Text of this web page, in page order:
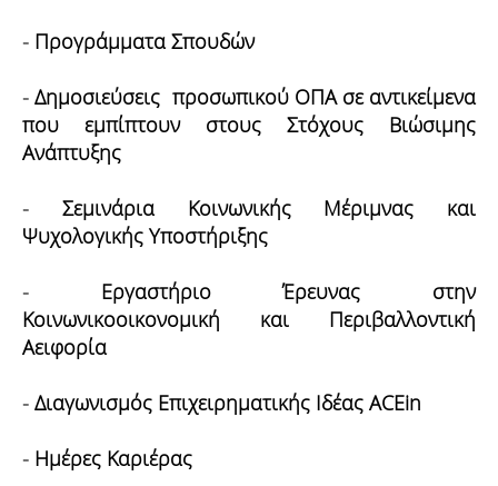
- Προγράμματα Σπουδών
-Δημοσιεύσεις προσωπικού ΟΠΑ σε αντικείμενα
που εμπίπτουν στους Στόχους Βιώσιμης
Ανάπτυξης
- Σεμινάρια Κοινωνικής Μέριμνας και
Ψυχολογικής Υποστήριξης
- Εργαστήριο Έρευνας στην
Κοινωνικοοικονομική και Περιβαλλοντική
Αειφορία
- Διαγωνισμός Επιχειρηματικής Ιδέας ACEin
- Ημέρες Καριέρας